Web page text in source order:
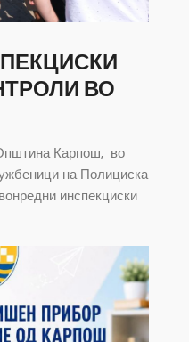
ВО
Карпош, во
на Полициска
инспекциски